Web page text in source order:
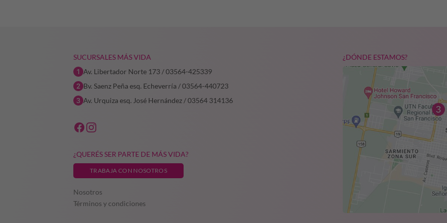
SUCURSALES MÁS VIDA
Av. Libertador Norte 173 / 03564-425339
Bv. Saenz Peña esq. Echeverría / 03564-440723
Av. Urquiza esq. José Hernández / 03564 314136
¿QUERÉS SER PARTE DE MÁS VIDA?
TRABAJA CON NOSOTROS
Nosotros
Términos y condiciones
¿DÓNDE ESTAMOS?